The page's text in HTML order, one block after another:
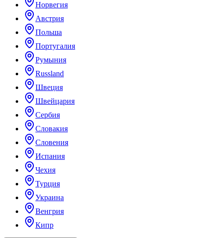
Норвегия
Австрия
Польша
Португалия
Румыния
Russland
Швеция
Швейцария
Сербия
Словакия
Словения
Испания
Чехия
Турция
Украина
Венгрия
Кипр